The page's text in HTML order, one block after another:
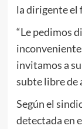
la dirigente el
“Le pedimos
invitamos a
subte libre de
Según el
detectada en